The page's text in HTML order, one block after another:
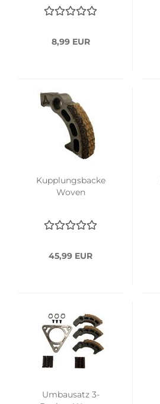
8,99 EUR
Kupplungsbacke
Woven
45,99 EUR
Umbausatz 3-